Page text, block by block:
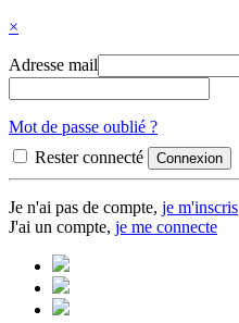
×
Adresse mail
Mot de passe oublié ?
Rester connecté
Je n'ai pas de compte, je m'inscris
J'ai un compte, je me connecte